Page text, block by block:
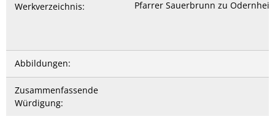
Werkverzeichnis:
Pfarrer Sauerbrunn zu
Abbildungen:
Zusammenfassende
Würdigung: